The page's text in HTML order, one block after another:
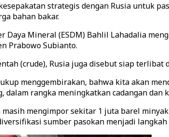
strategis dengan Rusia untuk
bahan bakar.
Daya Mineral (ESDM) Bahlil Lahadalia
Prabowo Subianto.
(crude), Rusia juga disebut siap
menggembirakan, bahwa kita akan
rangka meningkatkan cadangan dan
mengimpor sekitar 1 juta barel
sumber pasokan menjadi